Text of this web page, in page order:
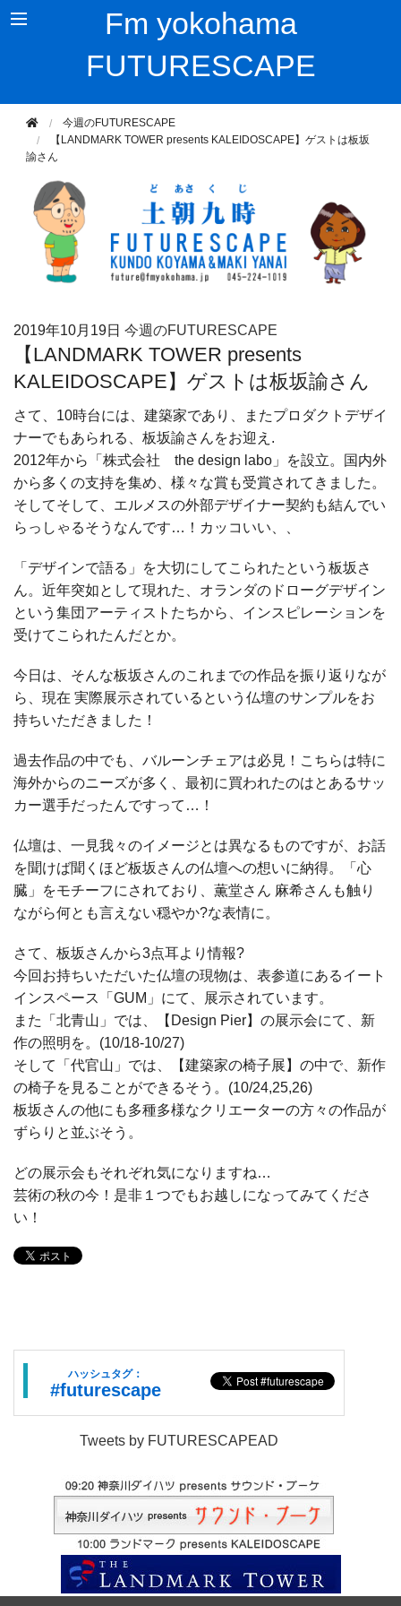
Fm yokohama
FUTURESCAPE
今週のFUTURESCAPE
【LANDMARK TOWER presents KALEIDOSCAPE】ゲストは板坂
諭さん
2019年10月19日 今週のFUTURESCAPE
【LANDMARK TOWER presents
KALEIDOSCAPE】ゲストは板坂諭さん
さて、10時台には、建築家であり、またプロダクトデザイ
ナーでもあられる、板坂諭さんをお迎え.
2012年から「株式会社 the design labo」を設立。国内外
から多くの支持を集め、様々な賞も受賞されてきました。
そしてそして、エルメスの外部デザイナー契約も結んでい
らっしゃるそうなんです…！カッコいい、、
「デザインで語る」を大切にしてこられたという板坂さ
ん。近年突如として現れた、オランダのドローグデザイン
という集団アーティストたちから、インスピレーションを
受けてこられたんだとか。
今日は、そんな板坂さんのこれまでの作品を振り返りなが
ら、現在 実際展示されているという仏壇のサンプルをお
持ちいただきました！
過去作品の中でも、バルーンチェアは必見！こちらは特に
海外からのニーズが多く、最初に買われたのはとあるサッ
カー選手だったんですって…！
仏壇は、一見我々のイメージとは異なるものですが、お話
を聞けば聞くほど板坂さんの仏壇への想いに納得。「心
臓」をモチーフにされており、薫堂さん 麻希さんも触り
ながら何とも言えない穏やか?な表情に。
さて、板坂さんから3点耳より情報?
今回お持ちいただいた仏壇の現物は、表参道にあるイート
インスペース「GUM」にて、展示されています。
また「北青山」では、【Design Pier】の展示会にて、新
作の照明を。(10/18-10/27)
そして「代官山」では、【建築家の椅子展】の中で、新作
の椅子を見ることができるそう。(10/24,25,26)
板坂さんの他にも多種多様なクリエーターの方々の作品が
ずらりと並ぶそう。
どの展示会もそれぞれ気になりますね…
芸術の秋の今！是非１つでもお越しになってみてくださ
い！
ハッシュタグ：
#futurescape
Tweets by FUTURESCAPEAD